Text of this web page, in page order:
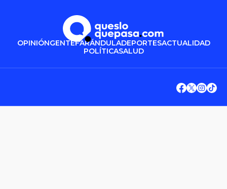
OPINIÓNGENTEFARÁNDULADEPORTESACTUALIDAD
POLÍTICASALUD